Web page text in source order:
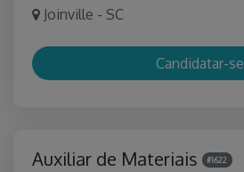
Joinville - SC
Candidatar-se
Auxiliar de Materiais #1622